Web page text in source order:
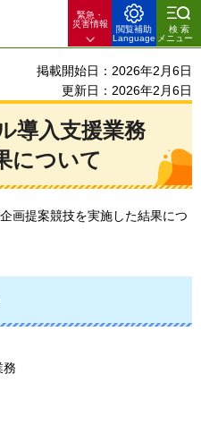
緊急・
災害情報
閲覧補助
Language
検索
メニュー
掲載開始日：2026年2月6日
更新日：2026年2月6日
導入支援業務
について
画提案競技を実施した結果につ
務